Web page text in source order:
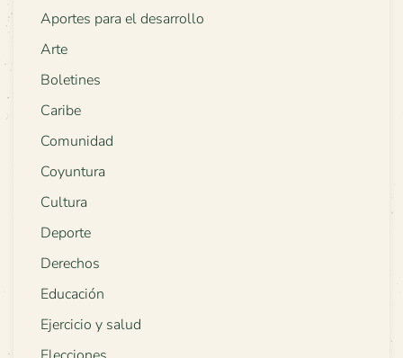
Aportes para el desarrollo
Arte
Boletines
Caribe
Comunidad
Coyuntura
Cultura
Deporte
Derechos
Educación
Ejercicio y salud